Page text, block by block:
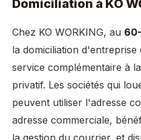
Domiciliation à KO
Chez KO WORKING, au
la domiciliation
service complémentaire à
privatif. Les sociétés qui
peuvent utiliser l'adresse
adresse commerciale,
la gestion du courrier, et